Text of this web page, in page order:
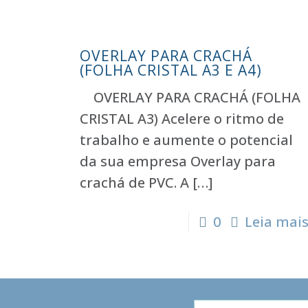
OVERLAY PARA CRACHÁ
(FOLHA CRISTAL A3 E A4)
OVERLAY PARA CRACHÁ (FOLHA
CRISTAL A3) Acelere o ritmo de
trabalho e aumente o potencial
da sua empresa Overlay para
crachá de PVC. A[…]
0 Leia